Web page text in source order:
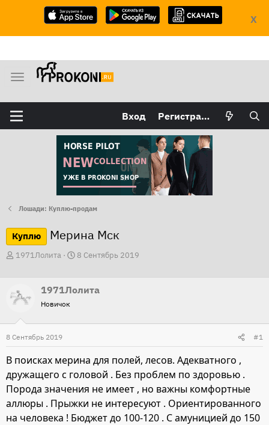
X
М
н
ю
Вход Регистрация
Лошади: Куплю-продам
Куплю Мерина Мск
А
о
т
е
1971Лолита
Д
а
8 Сентябрь 2019
1971Лолита
Новичок
8 Сентябрь 2019 #1
В поисках мерина для полей, лесов. Адекватного ,
дружащего с головой . Без проблем по здоровью .
Порода значения не имеет , но важны комфортные
аллюры . Прыжки не интересуют . Ориентированного
на человека ! Бюджет до 100-120 . С амуницией до 150